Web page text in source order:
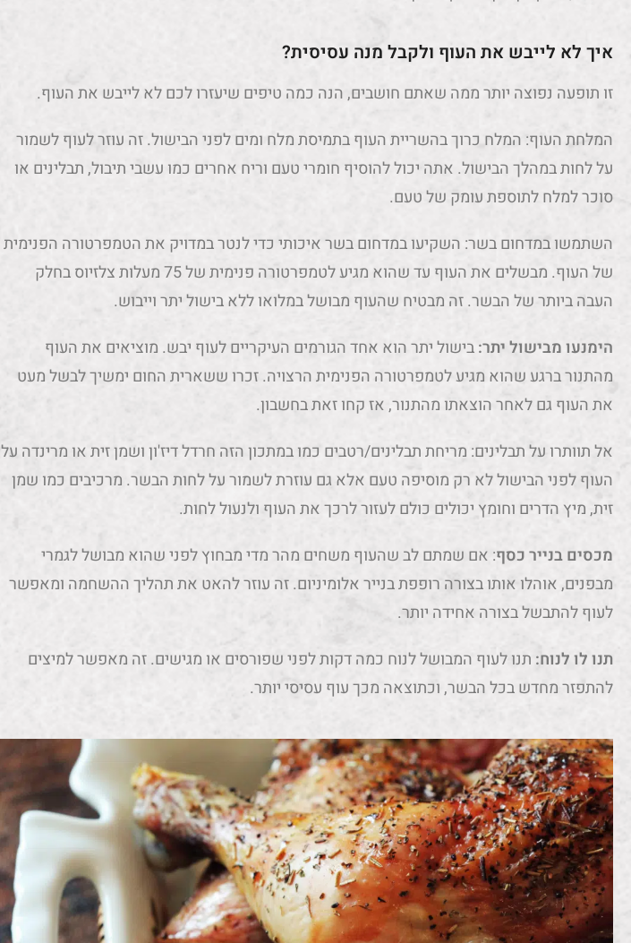
איך לא לייבש את העוף ולקבל מנה עסיסית?
זו תופעה נפוצה יותר ממה שאתם חושבים, הנה כמה טיפים שיעזרו לכם לא לייבש את העוף.
המלחת העוף: המלח כרוך בהשריית העוף בתמיסת מלח ומים לפני הבישול. זה עוזר לעוף לשמור
על לחות במהלך הבישול. אתה יכול להוסיף חומרי טעם וריח אחרים כמו עשבי תיבול, תבלינים או
סוכר למלח לתוספת עומק של טעם.
השתמשו במדחום בשר: השקיעו במדחום בשר איכותי כדי לנטר במדויק את הטמפרטורה הפנימית
של העוף. מבשלים את העוף עד שהוא מגיע לטמפרטורה פנימית של 75 מעלות צלזיוס בחלק
העבה ביותר של הבשר. זה מבטיח שהעוף מבושל במלואו ללא בישול יתר וייבוש.
הימנעו מבישול יתר:בישול יתר הוא אחד הגורמים העיקריים לעוף יבש. מוציאים את העוף
מהתנור ברגע שהוא מגיע לטמפרטורה הפנימית הרצויה. זכרו ששארית החום ימשיך לבשל מעט
את העוף גם לאחר הוצאתו מהתנור, אז קחו זאת בחשבון.
אל תוותרו על תבלינים: מריחת תבלינים/רטבים כמו במתכון הזה חרדל דיז'ון ושמן זית או מרינדה על
העוף לפני הבישול לא רק מוסיפה טעם אלא גם עוזרת לשמור על לחות הבשר. מרכיבים כמו שמן
זית, מיץ הדרים וחומץ יכולים כולם לעזור לרכך את העוף ולנעול לחות.
מכסים בנייר כסף: אם שמתם לב שהעוף משחים מהר מדי מבחוץ לפני שהוא מבושל לגמרי
מבפנים, אוהלו אותו בצורה רופפת בנייר אלומיניום. זה עוזר להאט את תהליך ההשחמה ומאפשר
לעוף להתבשל בצורה אחידה יותר.
תנו לו לנוח: תנו לעוף המבושל לנוח כמה דקות לפני שפורסים או מגישים. זה מאפשר למיצים
להתפזר מחדש בכל הבשר, וכתוצאה מכך עוף עסיסי יותר.